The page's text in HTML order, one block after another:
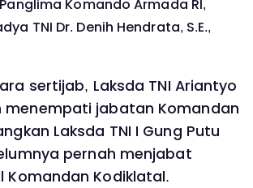
Komando Armada RI,
TNI Dr. Denih Hendrata, S.E.,
sertijab, Laksda TNI Ariantyo
menempati jabatan Komandan
Laksda TNI I Gung Putu
pernah menjabat
Komandan Kodiklatal.